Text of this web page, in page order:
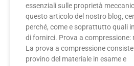
essenziali sulle proprietà
questo articolo del nostro blog,
perché, come e soprattutto quali
di fornirci. Prova a
La prova a compressione
provino del materiale in esame e